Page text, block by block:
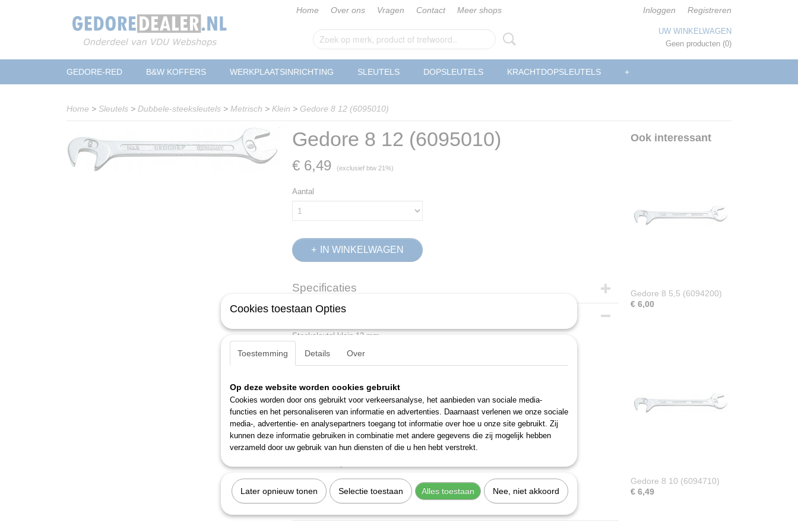
Home Over ons Vragen Contact Meer shops Inloggen Registreren
UW WINKELWAGEN
Geen producten (0)
GEDORE-RED B&W KOFFERS WERKPLAATSINRICHTING SLEUTELS DOPSLEUTELS KRACHTDOPSLEUTELS +
Home > Sleutels > Dubbele-steeksleutels > Metrisch > Klein > Gedore 8 12 (6095010)
Gedore 8 12 (6095010)
€ 6,49 (exclusief btw 21%)
Aantal
IN WINKELWAGEN
Specificaties
Productcode
Productcode leverancier
8 12
Afmetingen (l,b,h)
Omschrijving
Steeksleutel klein 12 mm.
Omschrijving
bekstand 15° en 75°
GEDORE-vanadium staal 31CrV3, bekken fijn geslepen, verchroomd
Kenmerken
gewicht: 0,028 kg
kopbreedte (b b1 n w3): 24 mm
kophoogte (a a1 b h l2 t): 3,1 mm
lengte (l l1): 115,2 mm
Ook interessant
Gedore 8 5,5 (6094200)
€ 6,00
Gedore 8 10 (6094710)
€ 6,49
Cookies toestaan Opties
Toestemming Details Over
Op deze website worden cookies gebruikt
Cookies worden door ons gebruikt voor verkeersanalyse, het aanbieden van sociale media-
functies en het personaliseren van informatie en advertenties. Daarnaast verlenen we onze sociale
media-, advertentie- en analysepartners toegang tot informatie over hoe u onze site gebruikt. Zij
kunnen deze informatie gebruiken in combinatie met andere gegevens die zij mogelijk hebben
verzameld door uw gebruik van hun diensten of die u hen hebt verstrekt.
Later opnieuw tonen Selectie toestaan Alles toestaan Nee, niet akkoord